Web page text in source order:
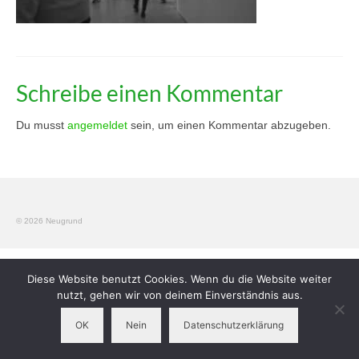
Workshops
Verein
Kontakt
Schreibe einen Kommentar
Du musst angemeldet sein, um einen Kommentar abzugeben.
© 2026 Neugrund
Diese Website benutzt Cookies. Wenn du die Website weiter
nutzt, gehen wir von deinem Einverständnis aus.
OK Nein Datenschutzerklärung